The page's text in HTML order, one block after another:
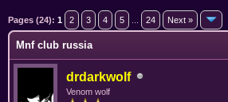
Pages (24): 1 2 3 4 5 24 Next »
Mnf club russia
drdarkwolf
Venom wolf